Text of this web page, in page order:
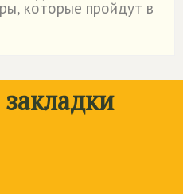
которые пройдут в